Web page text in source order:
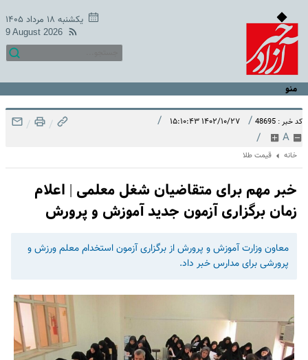
یکشنبه ۱۸ مرداد ۱۴۰۵
9 August 2026
منو
کد خبر : 48695 / ۱۴۰۲/۱۰/۲۷ ۱۵:۱۰:۴۳ /
A
/
/
/
خانه قیمت طلا
خبر مهم برای متقاضیان شغل معلمی | اعلام
زمان برگزاری آزمون جدید آموزش و پرورش
معاون وزارت آموزش و پرورش از برگزاری آزمون استخدام معلم ورزش و
پرورشی برای مدارس خبر داد.